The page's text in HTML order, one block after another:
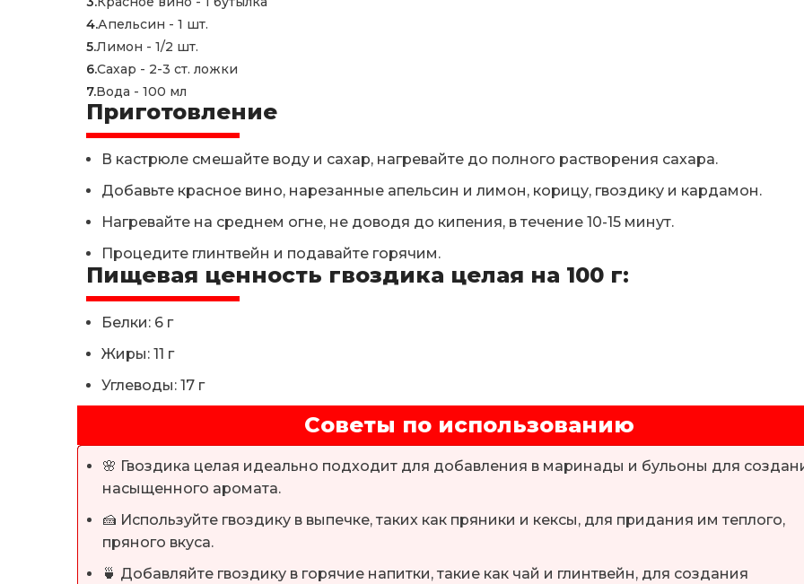
Апельсин - 1 шт.
Лимон - 1/2 шт.
Сахар - 2-3 ст. ложки
Вода - 100 мл
Приготовление
В кастрюле смешайте воду и сахар, нагревайте до полного растворения сахара.
Добавьте красное вино, нарезанные апельсин и лимон, корицу, гвоздику и кардамон.
Нагревайте на среднем огне, не доводя до кипения, в течение 10-15 минут.
Процедите глинтвейн и подавайте горячим.
Пищевая ценность гвоздика целая на 100 г:
Белки: 6 г
Жиры: 11 г
Углеводы: 17 г
Советы по использованию
🌸 Гвоздика целая идеально подходит для добавления в маринады и бульоны для
насыщенного аромата.
🍰 Используйте гвоздику в выпечке, таких как пряники и кексы, для придания им теплого,
пряного вкуса.
🍵 Добавляйте гвоздику в горячие напитки, такие как чай и глинтвейн, для создания